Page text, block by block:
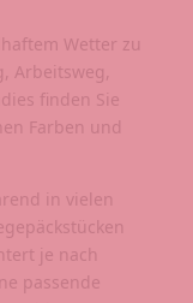
Wetter zu
Arbeitsweg,
finden Sie
Farben und
in vielen
je nach
passende